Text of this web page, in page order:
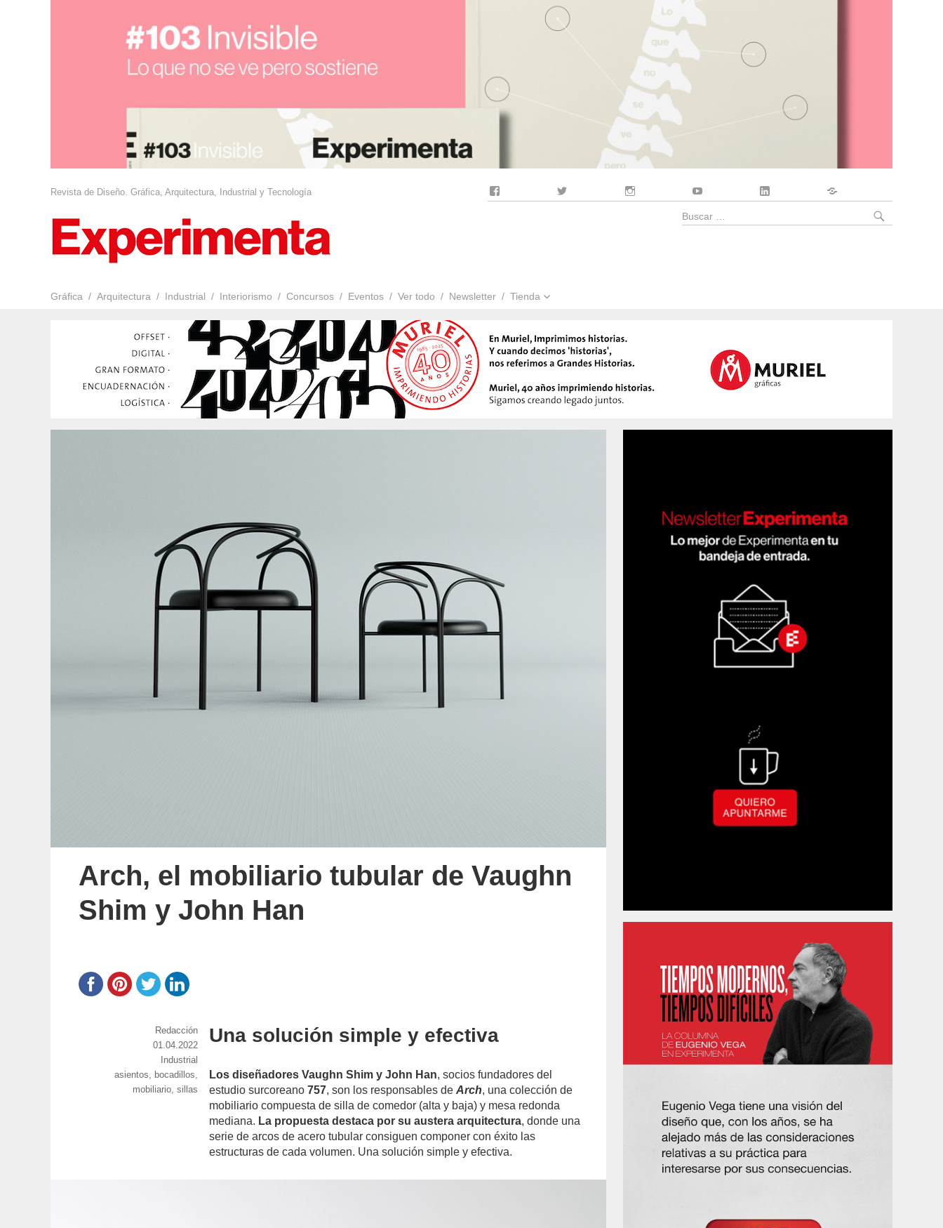
Revista de Diseño. Gráfica, Arquitectura, Industrial y Tecnología
Gráfica Arquitectura Industrial Interiorismo Concursos Eventos Ver todo Newsletter Tienda
Buscar
Arch, el mobiliario tubular de Vaughn
Shim y John Han
Una solución simple y efectiva
Los diseñadores Vaughn Shim y John Han, socios fundadores del
estudio surcoreano757, son los responsables deArch, una colección de
mobiliario compuesta de silla de comedor (alta y baja) y mesa redonda
mediana. La propuesta destaca por su austera arquitectura, donde una
serie de arcos de acero tubular consiguen componer con éxito las
estructuras de cada volumen. Una solución simple y efectiva.
https://www.experimenta.es/author/redaccion/
Redacción
Publicado
01.04.2022
Categorías
Industrial
Etiquetas
asientos bocadillos
mobiliario ,sillas